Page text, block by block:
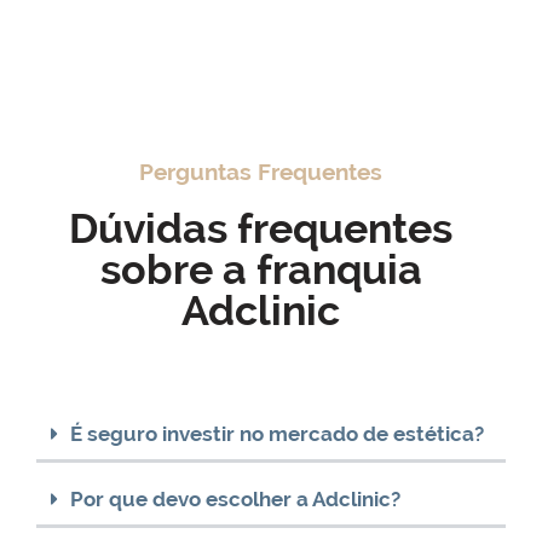
Perguntas Frequentes
Dúvidas frequentes
sobre a franquia
Adclinic
É seguro investir no mercado de estética?
Por que devo escolher a Adclinic?